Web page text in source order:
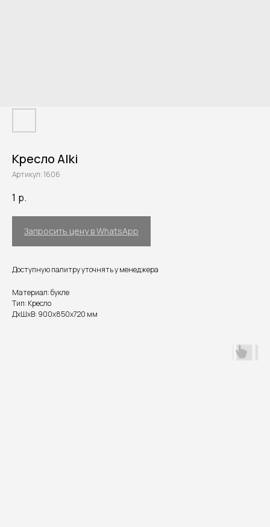
Кресло Alki
Артикул:1606
1 р.
Запросить цену в WhatsApp
Доступную палитру уточнять у менеджера
Материал: букле
Тип: Кресло
ДxШxВ: 900x850x720 мм